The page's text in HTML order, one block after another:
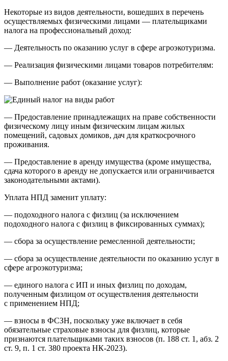
Некоторые из видов деятельности, вошедших в перечень
осуществляемых физическими лицами — плательщиками
налога на профессиональный доход:
— Деятельность по оказанию услуг в сфере агроэкотуризма.
— Реализация физическими лицами товаров потребителям:
— Выполнение работ (оказание услуг):
— Предоставление принадлежащих на праве собственности
физическому лицу иным физическим лицам жилых
помещений, садовых домиков, дач для краткосрочного
проживания.
— Предоставление в аренду имущества (кроме имущества,
сдача которого в аренду не допускается или ограничивается
законодательными актами).
Уплата НПД заменит уплату:
— подоходного налога с физлиц (за исключением
подоходного налога с физлиц в фиксированных суммах);
— сбора за осуществление ремесленной деятельности;
— сбора за осуществление деятельности по оказанию услуг в
сфере агроэкотуризма;
— единого налога с ИП и иных физлиц по доходам,
полученным физлицом от осуществления деятельности
с применением НПД;
— взносы в ФСЗН, поскольку уже включает в себя
обязательные страховые взносы для физлиц, которые
признаются плательщиками таких взносов (п. 188 ст. 1, абз. 2
ст. 9, п. 1 ст. 380 проекта НК-2023).